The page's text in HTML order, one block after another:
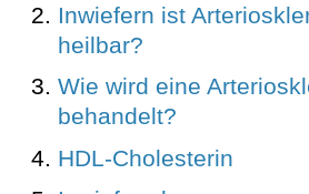
Inwiefern ist
heilbar?
Wie wird eine
behandelt?
HDL-Cholesterin